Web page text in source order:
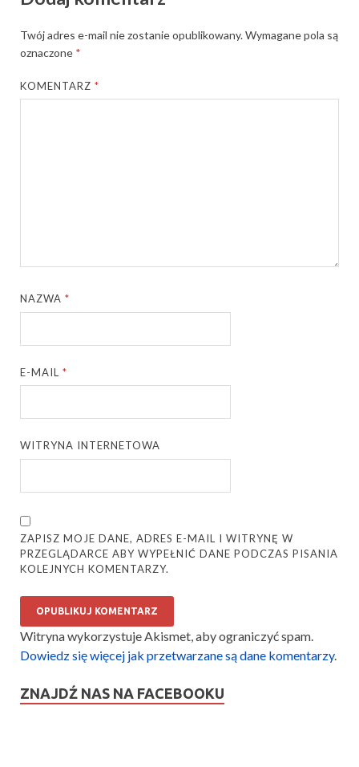
Twój adres e-mail nie zostanie opublikowany.Wymagane pola są
oznaczone *
KOMENTARZ*
NAZWA*
E-MAIL*
WITRYNA INTERNETOWA
ZAPISZ MOJE DANE, ADRES E-MAIL I WITRYNĘ W
PRZEGLĄDARCE ABY WYPEŁNIĆ DANE PODCZAS PISANIA
KOLEJNYCH KOMENTARZY.
Witryna wykorzystuje Akismet, aby ograniczyć spam.
Dowiedz się więcej jak przetwarzane są dane komentarzy.
ZNAJDŹ NAS NA FACEBOOKU